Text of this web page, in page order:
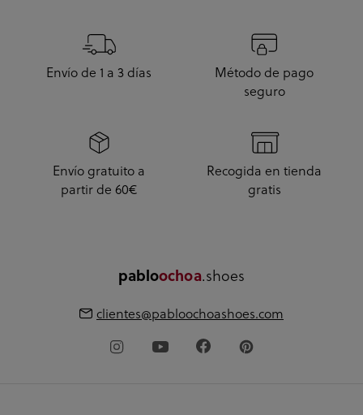
Envío de 1 a 3 días
Método de pago
seguro
Envío gratuito a
partir de 60€
Recogida en tienda
gratis
pabloochoa.shoes
clientes@pabloochoashoes.com